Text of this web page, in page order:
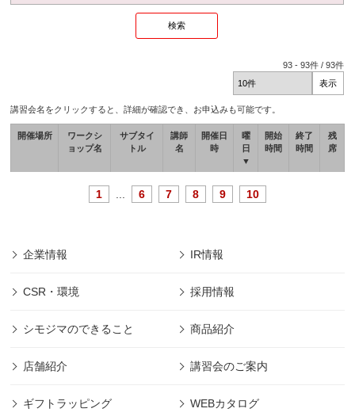
93 -93件 /93件
講習会名をクリックすると、詳細が確認でき、お申込みも可能です。
開催場所
ワークシ
ョップ名
サブタイ
トル
講師
名
開催日
時
曜
日
▼
開始
時間
終了
時間
残
席
1 6 7 8 9 10
企業情報 IR情報
CSR・環境 採用情報
シモジマのできること 商品紹介
店舗紹介 講習会のご案内
ギフトラッピング WEBカタログ